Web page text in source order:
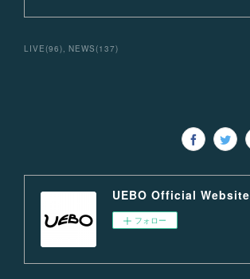
LIVE (96) NEWS (137)
UEBO Official Website
フォロー